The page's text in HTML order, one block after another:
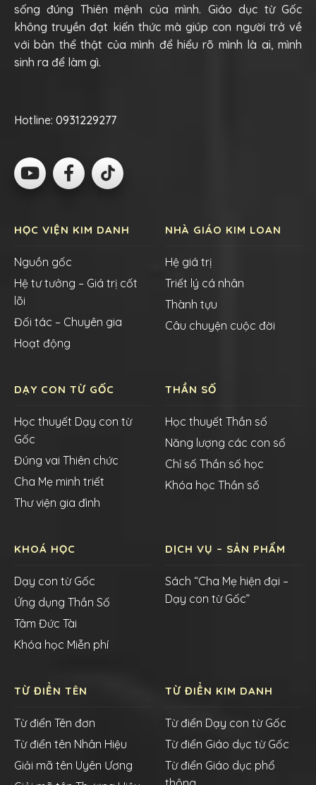
sống đúng Thiên mệnh của mình. Giáo dục từ Gốc
không truyền đạt kiến thức mà giúp con người trở về
với bản thể thật của mình để hiểu rõ mình là ai, mình
sinh ra để làm gì.
Hotline: 0931229277
HỌC VIỆN KIM DANH
Nguồn gốc
Hệ tư tưởng – Giá trị cốt
lõi
Đối tác – Chuyên gia
Hoạt động
NHÀ GIÁO KIM LOAN
Hệ giá trị
Triết lý cá nhân
Thành tựu
Câu chuyện cuộc đời
DẠY CON TỪ GỐC
Học thuyết Dạy con từ
Gốc
Đúng vai Thiên chức
Cha Mẹ minh triết
Thư viện gia đình
THẦN SỐ
Học thuyết Thần số
Năng lượng các con số
Chỉ số Thần số học
Khóa học Thần số
KHOÁ HỌC
Dạy con từ Gốc
Ứng dụng Thần Số
Tâm Đức Tài
Khóa học Miễn phí
DỊCH VỤ – SẢN PHẨM
Sách “Cha Mẹ hiện đại –
Dạy con từ Gốc”
TỪ ĐIỂN TÊN
Từ điển Tên đơn
Từ điển tên Nhân Hiệu
Giải mã tên Uyên Ương
TỪ ĐIỂN KIM DANH
Từ điển Dạy con từ Gốc
Từ điển Giáo dục từ Gốc
Từ điển Giáo dục phổ